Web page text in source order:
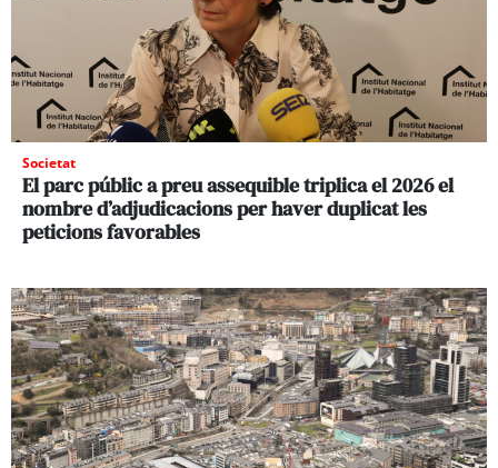
Societat
El parc públic a preu assequible triplica el 2026 el
nombre d’adjudicacions per haver duplicat les
peticions favorables